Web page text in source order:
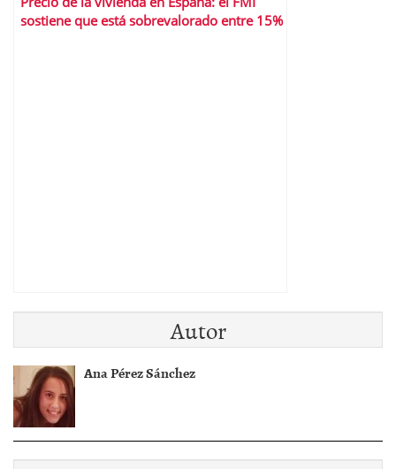
sostiene que está sobrevalorado entre 15%
Autor
Ana Pérez Sánchez